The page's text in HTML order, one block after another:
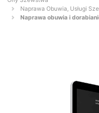
Naprawa Obuwia, Usługi
Naprawa obuwia i